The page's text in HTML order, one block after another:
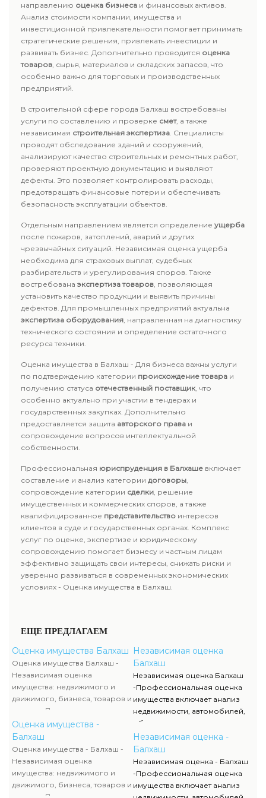
направлению оценка бизнеса и финансовых активов.
Анализ стоимости компании, имущества и
инвестиционной привлекательности помогает принимать
стратегические решения, привлекать инвестиции и
развивать бизнес. Дополнительно проводится оценка
товаров, сырья, материалов и складских запасов, что
особенно важно для торговых и производственных
предприятий.
В строительной сфере города Балхаш востребованы
услуги по составлению и проверке смет, а также
независимая строительная экспертиза. Специалисты
проводят обследование зданий и сооружений,
анализируют качество строительных и ремонтных работ,
проверяют проектную документацию и выявляют
дефекты. Это позволяет контролировать расходы,
предотвращать финансовые потери и обеспечивать
безопасность эксплуатации объектов.
Отдельным направлением является определение ущерба
после пожаров, затоплений, аварий и других
чрезвычайных ситуаций. Независимая оценка ущерба
необходима для страховых выплат, судебных
разбирательств и урегулирования споров. Также
востребована экспертиза товаров, позволяющая
установить качество продукции и выявить причины
дефектов. Для промышленных предприятий актуальна
экспертиза оборудования, направленная на диагностику
технического состояния и определение остаточного
ресурса техники.
Оценка имущества в Балхаш - Для бизнеса важны услуги
по подтверждению категории происхождение товара и
получению статуса отечественный поставщик, что
особенно актуально при участии в тендерах и
государственных закупках. Дополнительно
предоставляется защита авторского права и
сопровождение вопросов интеллектуальной
собственности.
Профессиональная юриспруденция в Балхаше включает
составление и анализ категории договоры,
сопровождение категории сделки, решение
имущественных и коммерческих споров, а также
квалифицированное представительство интересов
клиентов в суде и государственных органах. Комплекс
услуг по оценке, экспертизе и юридическому
сопровождению помогает бизнесу и частным лицам
эффективно защищать свои интересы, снижать риски и
уверенно развиваться в современных экономических
условиях - Оценка имущества в Балхаш.
ЕЩЕ ПРЕДЛАГАЕМ
Оценка имущества Балхаш
Оценка имущества Балхаш -
Независимая оценка
имущества: недвижимого и
движимого, бизнеса, товаров и
активов. Проводится оценка
транспорта, оборудования,
смет, животных и
недропользования. Услуга
востребована для сделок,
бухгалтерского учета и
судебных споров. Отчет об
оценке соответствует
Оценка имущества -
Балхаш
Оценка имущества - Балхаш -
Независимая оценка
имущества: недвижимого и
движимого, бизнеса, товаров и
Независимая оценка
Балхаш
Независимая оценка Балхаш
-Профессиональная оценка
имущества включает анализ
недвижимости, автомобилей,
оборудования, товаров,
финансовых активов и бизнеса.
Независимая оценка помогает
определить реальную
стоимость объектов для
кредитования, страхования,
судебных процессов и
Независимая оценка -
Балхаш
Независимая оценка - Балхаш
-Профессиональная оценка
имущества включает анализ